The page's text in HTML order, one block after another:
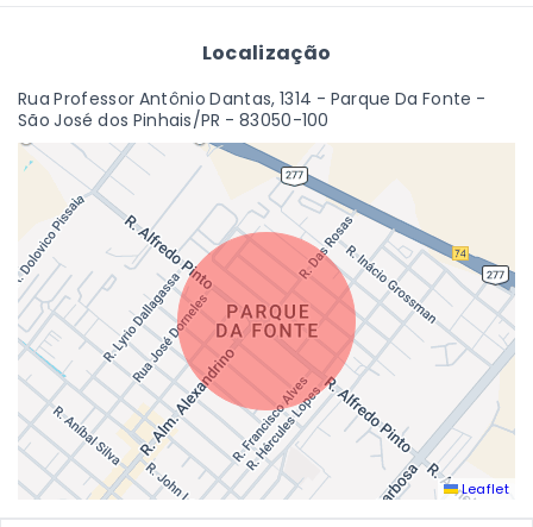
Localização
Rua Professor Antônio Dantas, 1314 - Parque Da Fonte -
São José dos Pinhais/PR - 83050-100
Leaflet